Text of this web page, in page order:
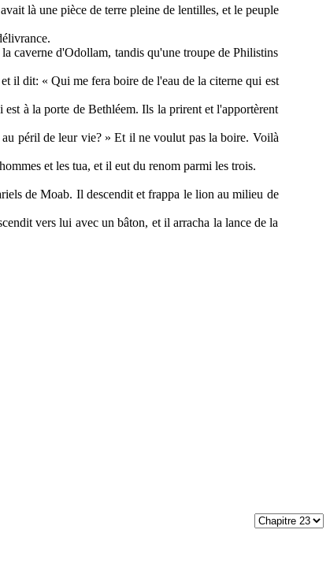
là une pièce de terre pleine de lentilles, et le peuple
caverne d'Odollam, tandis qu'une troupe de Philistins
il dit: « Qui me fera boire de l'eau de la citerne qui est
à la porte de Bethléem. Ils la prirent et l'apportèrent
péril de leur vie? » Et il ne voulut pas la boire. Voilà
et les tua, et il eut du renom parmi les trois.
de Moab. Il descendit et frappa le lion au milieu de
vers lui avec un bâton, et il arracha la lance de la